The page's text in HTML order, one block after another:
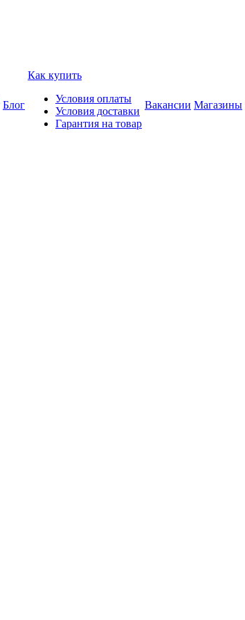
Блог
Как купить
Условия оплаты
Условия доставки
Гарантия на товар
Вакансии Магазины